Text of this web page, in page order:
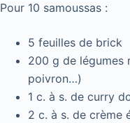
Pour 10 samoussas :
5 feuilles de brick
200 g de légumes
poivron…)
1 c. à s. de curry
2 c. à s. de crème